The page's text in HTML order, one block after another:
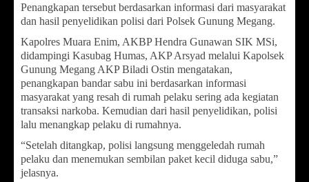
Penangkapan tersebut berdasarkan informasi dari masyarakat
dan hasil penyelidikan polisi dari Polsek Gunung Megang.
Kapolres Muara Enim, AKBP Hendra Gunawan SIK MSi,
didampingi Kasubag Humas, AKP Arsyad melalui Kapolsek
Gunung Megang AKP Biladi Ostin mengatakan,
penangkapan bandar sabu ini berdasarkan informasi
masyarakat yang resah di rumah pelaku sering ada kegiatan
transaksi narkoba. Kemudian dari hasil penyelidikan, polisi
lalu menangkap pelaku di rumahnya.
“Setelah ditangkap, polisi langsung menggeledah rumah
pelaku dan menemukan sembilan paket kecil diduga sabu,”
jelasnya.